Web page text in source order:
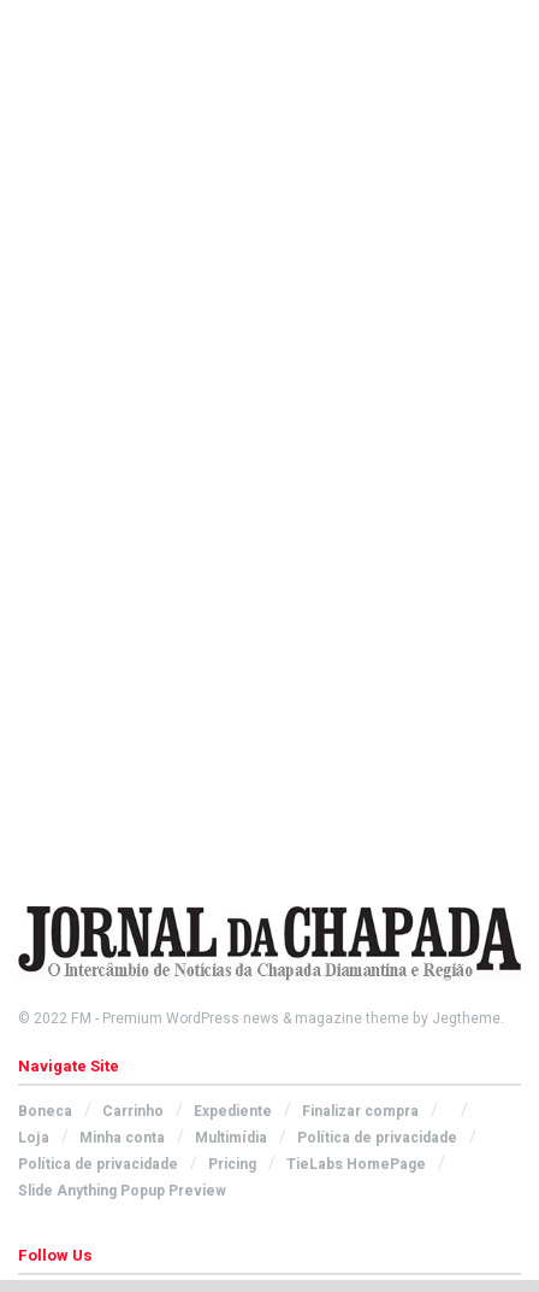
© 2022 FM - Premium WordPress news & magazine theme by Jegtheme.
Navigate Site
Boneca Carrinho Expediente
Finalizar compra
Loja
Minha conta Multimídia
Política de privacidade
Política de privacidade
Pricing
TieLabs HomePage
Slide Anything Popup Preview
Follow Us